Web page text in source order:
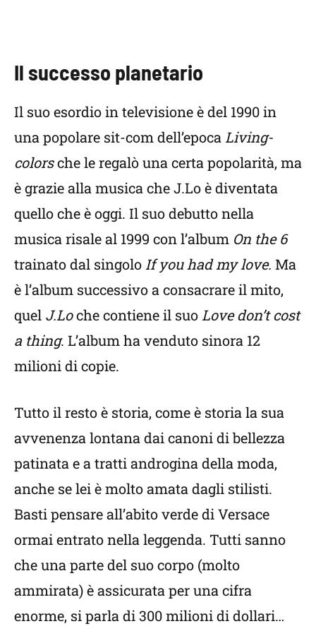
Il successo planetario
Il suo esordio in televisione è del 1990 in
una popolare sit-com dell’epoca Living-
colorsche le regalò una certa popolarità, ma
è grazie alla musica che J.Lo è diventata
quello che è oggi. Il suo debutto nella
musica risale al 1999 con l’album On the 6
trainato dal singolo If you had my love. Ma
è l’album successivo a consacrare il mito,
quel J.Loche contiene il suo Love don’t cost
a thing. L’album ha venduto sinora 12
milioni di copie.
Tutto il resto è storia, come è storia la sua
avvenenza lontana dai canoni di bellezza
patinata e a tratti androgina della moda,
anche se lei è molto amata dagli stilisti.
Basti pensare all’abito verde di Versace
ormai entrato nella leggenda. Tutti sanno
che una parte del suo corpo (molto
ammirata) è assicurata per una cifra
enorme, si parla di 300 milioni di dollari…